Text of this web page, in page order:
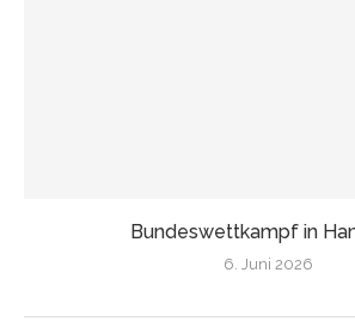
Bundeswettkampf in
6. Juni 2026